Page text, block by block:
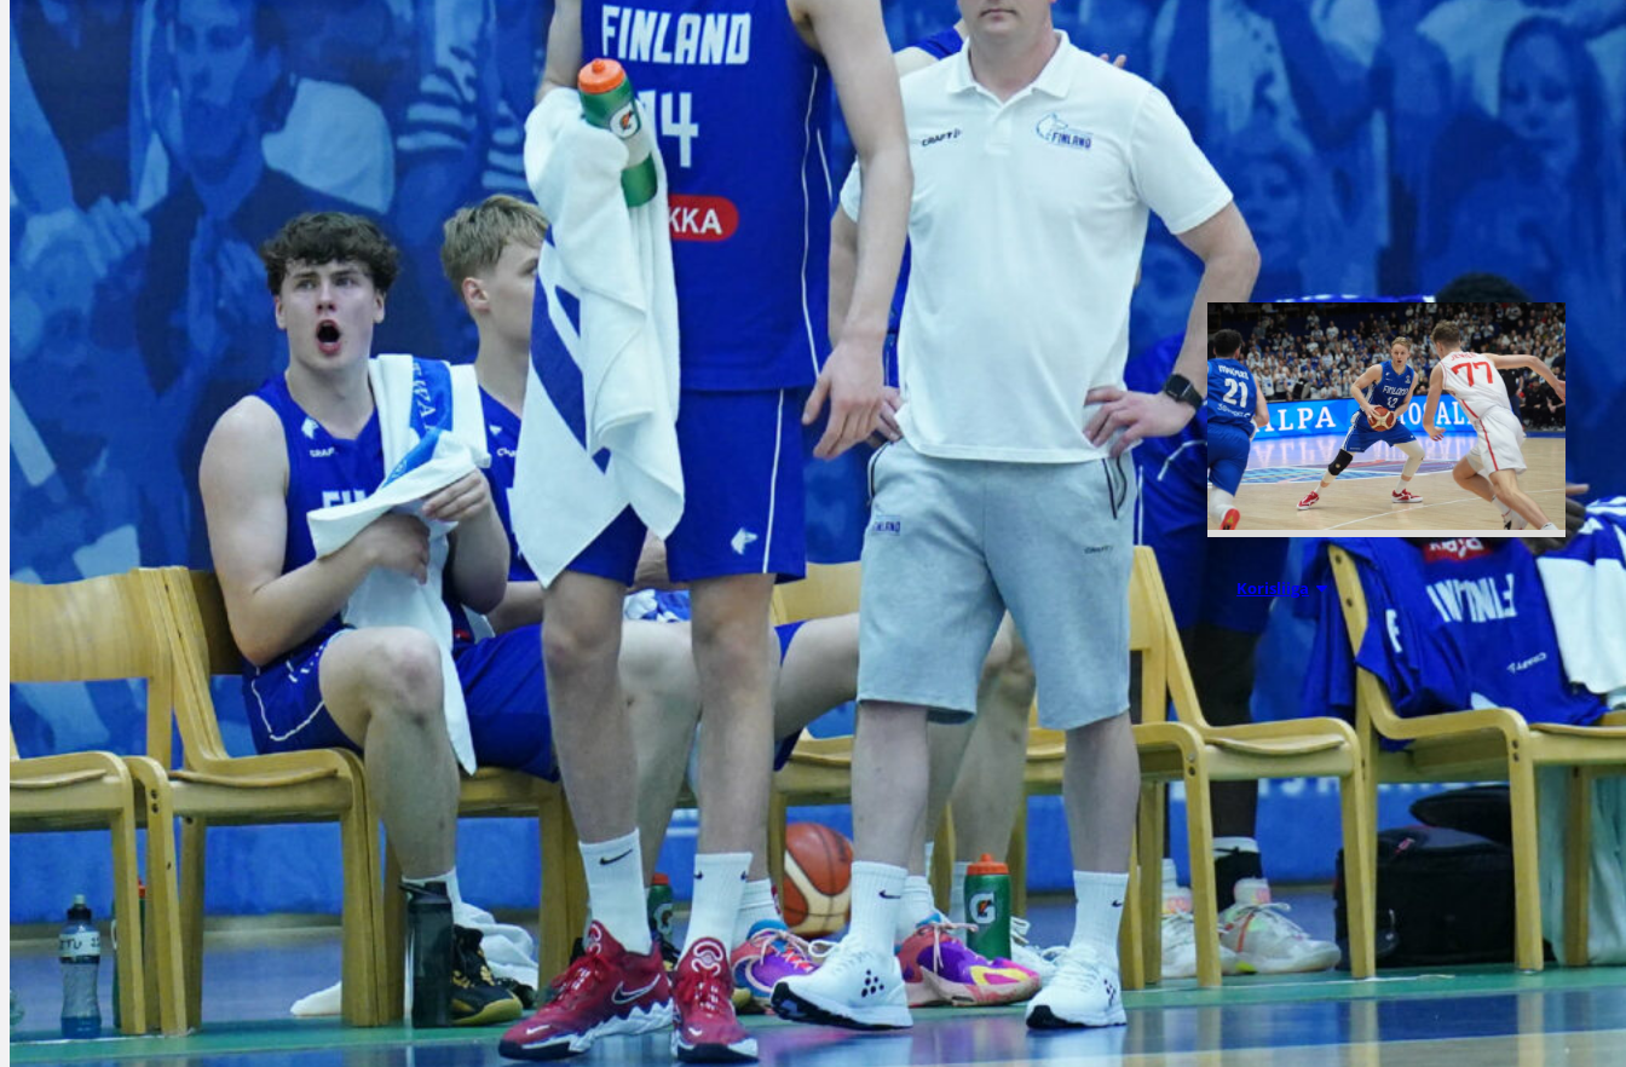
Susiladies päätti Tukholmassa
pelatun kahden ottelun
mittaisen miniturnauksen
tappioon, kun Ruotsi oli parempi
loppulukemin 73-68 (33-47).
Suomi pelaa seuraavan kerran
ensi viikonloppuna Helsingissä.
Korisliiga 07.08.2026 09:23
Daniel Dolenc
KTP-Basketin
haaviin
Dolenc on rakentanut pitkän
ammattilaisuran Suomen lisäksi
Ranskassa, Itävallassa,
Liettuassa, Romaniassa,
Bosniassa ja viimeksi Islannissa.